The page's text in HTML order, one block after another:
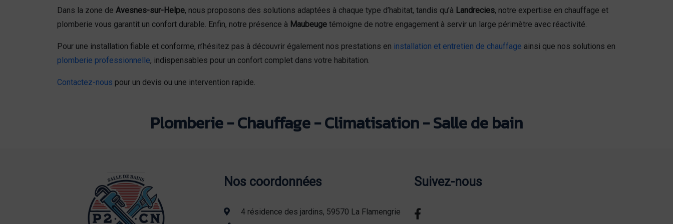
Dans la zone de Avesnes-sur-Helpe, nous proposons des solutions adaptées à chaque type d’habitat, tandis qu’à Landrecies, notre expertise en chauffage et
plomberie vous garantit un confort durable. Enfin, notre présence à Maubeuge témoigne de notre engagement à servir un large périmètre avec réactivité.
Pour une installation fiable et conforme, n’hésitez pas à découvrir également nos prestations en installation et entretien de chauffage ainsi que nos solutions en
plomberie professionnelle, indispensables pour un confort complet dans votre habitation.
Contactez-nous pour un devis ou une intervention rapide.
Plomberie - Chauffage - Climatisation - Salle de bain
Nos coordonnées
4 résidence des jardins, 59570 La Flamengrie
Suivez-nous